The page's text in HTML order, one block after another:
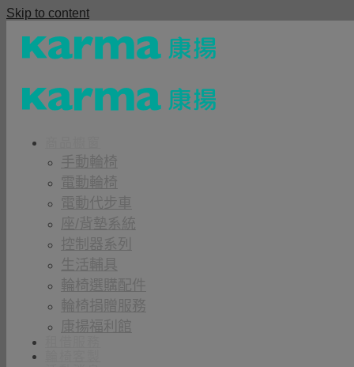
Skip to content
手動輪椅
電動輪椅
電動代步車
座/背墊系統
控制器系列
生活輔具
輪椅選購配件
輪椅捐贈服務
康揚福利館